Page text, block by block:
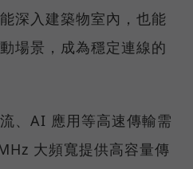
深入建築物室內，也能
場景，成為穩定連線的
、AI 應用等高速傳輸需
大頻寬提供高容量傳